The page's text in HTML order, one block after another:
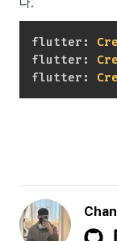
다.
flutter :
flutter :
flutter :